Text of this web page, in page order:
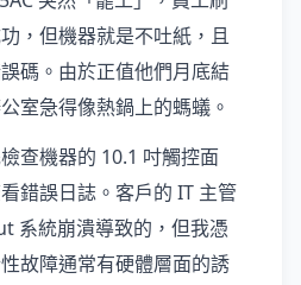
，但機器就是不吐紙，且
碼。由於正值他們月底結
室急得像熱鍋上的螞蟻。
查機器的 10.1 吋觸控面
錯誤日誌。客戶的 IT 主管
系統崩潰導致的，但我憑
故障通常有硬體層面的誘